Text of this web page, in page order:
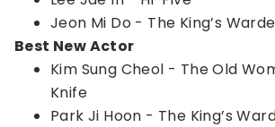
Jeon Mi Do - The King’s
Best New Actor
Kim Sung Cheol - The Old
Knife
Park Ji Hoon - The King’s